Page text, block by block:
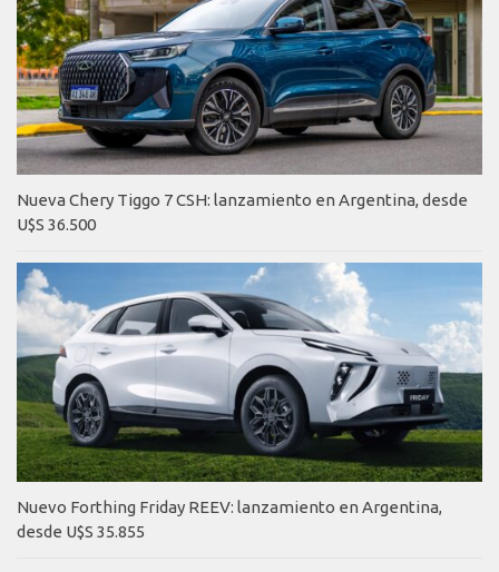
Nueva Chery Tiggo 7 CSH: lanzamiento en Argentina, desde
U$S 36.500
Nuevo Forthing Friday REEV: lanzamiento en Argentina,
desde U$S 35.855